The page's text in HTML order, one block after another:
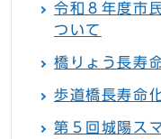
令和８年度市
ついて
橋りょう長寿
歩道橋長寿命
第５回城陽ス